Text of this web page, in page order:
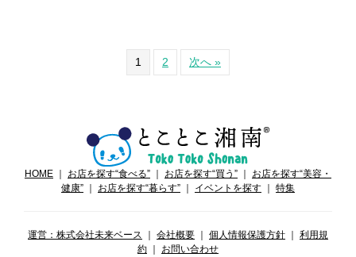
1 2 次へ »
HOME ｜ お店を探す“食べる” ｜ お店を探す“買う” ｜ お店を探す“美容・
健康” ｜ お店を探す“暮らす” ｜ イベントを探す ｜ 特集
運営：株式会社未来ベース ｜ 会社概要 ｜ 個人情報保護方針 ｜ 利用規
約 ｜ お問い合わせ